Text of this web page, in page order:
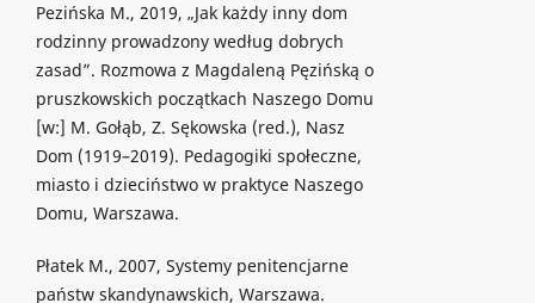
Pezińska M., 2019, „Jak każdy inny dom
rodzinny prowadzony według dobrych
zasad”. Rozmowa z Magdaleną Pęzińską o
pruszkowskich początkach Naszego Domu
[w:] M. Gołąb, Z. Sękowska (red.), Nasz
Dom (1919–2019). Pedagogiki społeczne,
miasto i dzieciństwo w praktyce Naszego
Domu, Warszawa.
Płatek M., 2007, Systemy penitencjarne
państw skandynawskich, Warszawa.